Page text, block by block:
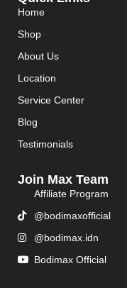
Home
Shop
About Us
Location
Service Center
Blog
Testimonials
Join Max Team
Affiliate Program
@bodimaxofficial
@bodimax.idn
Bodimax Official